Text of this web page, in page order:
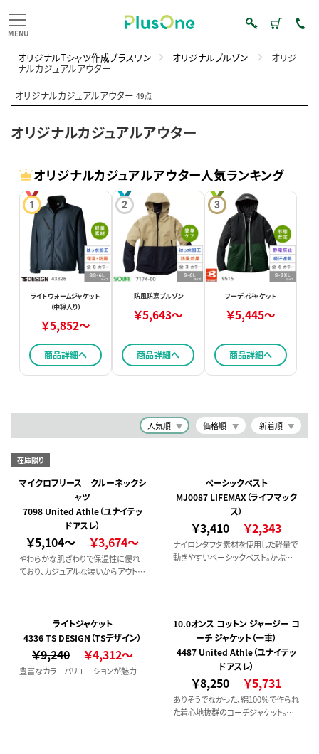
オリジナルTシャツ作成プラスワン オリジナルブルゾン オリジ
ナルカジュアルアウター
オリジナルカジュアルアウター49点
オリジナルカジュアルアウター
オリジナルカジュアルアウター人気ランキング
ライトウォームジャケット
（中綿入り）
￥5,852～
商品詳細へ
防風防寒ブルゾン
￥5,643～
商品詳細へ
フーディジャケット
￥5,445～
商品詳細へ
人気順 価格順 新着順
在庫限り
マイクロフリース クルーネックシ
ャツ
7098 United Athle（ユナイテッ
ドアスレ）
￥5,104～ ￥3,674～
やわらかな肌ざわりで保温性に優れ
ており、カジュアルな装いからアウトド
ベーシックベスト
MJ0087 LIFEMAX（ライフマック
ス）
￥3,410 ￥2,343
ナイロンタフタ素材を使用した軽量で
動きやすいベーシックベスト。かぶせ
ります。
ライトジャケット
4336 TS DESIGN（TSデザイン）
￥9,240 ￥4,312～
豊富なカラーバリエーションが魅力
10.0オンス コットン ジャージー コ
ーチ ジャケット（一重）
4487 United Athle（ユナイテッ
ドアスレ）
￥8,250 ￥5,731
ありそうでなかった、綿100％で作られ
た着心地抜群のコーチジャケット。シャ